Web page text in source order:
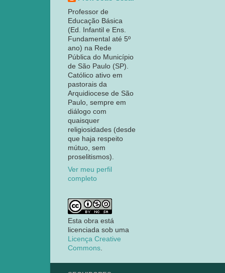
Professor de
Educação Básica
(Ed. Infantil e Ens.
Fundamental até 5º
ano) na Rede
Pública do Município
de São Paulo (SP).
Católico ativo em
pastorais da
Arquidiocese de São
Paulo, sempre em
diálogo com
quaisquer
religiosidades (desde
que haja respeito
mútuo, sem
proselitismos).
Ver meu perfil
completo
Esta obra está
licenciada sob uma
Licença Creative
Commons